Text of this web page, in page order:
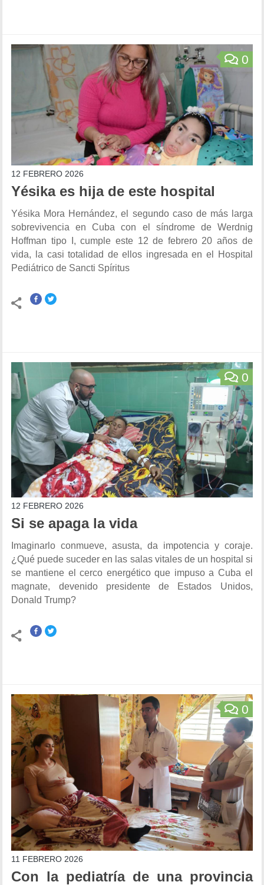
0
12 FEBRERO 2026
Yésika es hija de este hospital
Yésika Mora Hernández, el segundo caso de más larga
sobrevivencia en Cuba con el síndrome de Werdnig
Hoffman tipo I, cumple este 12 de febrero 20 años de
vida, la casi totalidad de ellos ingresada en el Hospital
Pediátrico de Sancti Spíritus
0
12 FEBRERO 2026
Si se apaga la vida
Imaginarlo conmueve, asusta, da impotencia y coraje.
¿Qué puede suceder en las salas vitales de un hospital si
se mantiene el cerco energético que impuso a Cuba el
magnate, devenido presidente de Estados Unidos,
Donald Trump?
0
11 FEBRERO 2026
Con la pediatría de una provincia